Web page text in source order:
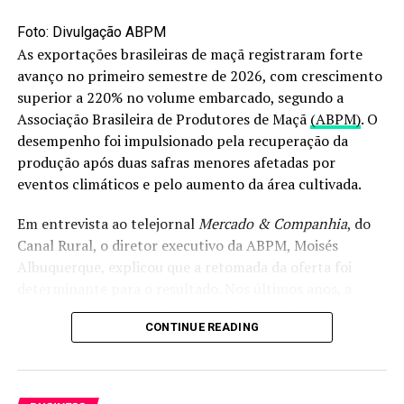
Já a produção de arroz está projetada em 7,8 milhões de
toneladas, segundo dados do Instituto Rio Grandense do
Arroz (Irga), responsável pelo monitoramento da
cultura no estado.
Total do RS
verão no Rio Grande do Sul está estimada em 8,35
milhões de hectares, redução de 1,6% em relação à
projeção inicial. De acordo com a Emater, a revisão dos
estiagem registrados em diferentes regiões do estado ao
longo do ciclo da safra.
O postEstiagem reduz estimativa da safra de verão no
Foto: Divulgação ABPM
As exportações brasileiras de maçã registraram forte
avanço no primeiro semestre de 2026, com crescimento
superior a 220% no volume embarcado, segundo a
Associação Brasileira de Produtores de Maçã (ABPM). O
desempenho foi impulsionado pela recuperação da
produção após duas safras menores afetadas por
eventos climáticos e pelo aumento da área cultivada.
Em entrevista ao telejornalMercado & Companhia, do
Canal Rural, o diretor executivo da ABPM, Moisés
Albuquerque, explicou que a retomada da oferta foi
cadeia enfrentou perdas provocadas por chuvas
intensas, especialmente no segundo semestre de 2023 e
Veja em primeira mão tudo sobre agricultura,
CONTINUE READING